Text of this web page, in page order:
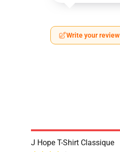
Write your review
J Hope T-Shirt Classique